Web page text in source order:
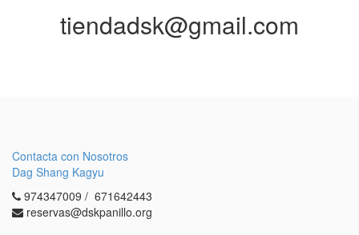
tiendadsk@gmail.com
Contacta con Nosotros
Dag Shang Kagyu
974347009 / 671642443
reservas@dskpanillo.org